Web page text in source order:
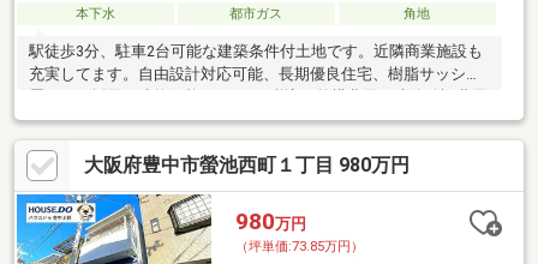
本下水
都市ガス 角地
駅徒歩3分、駐車2台可能な建築条件付土地です。近隣商業施設も
充実してます。自由設計対応可能、長期優良住宅、樹脂サッシ複
含む）。
大阪府豊中市螢池西町１丁目 980万円
980万円
（坪単価:73.85万円）